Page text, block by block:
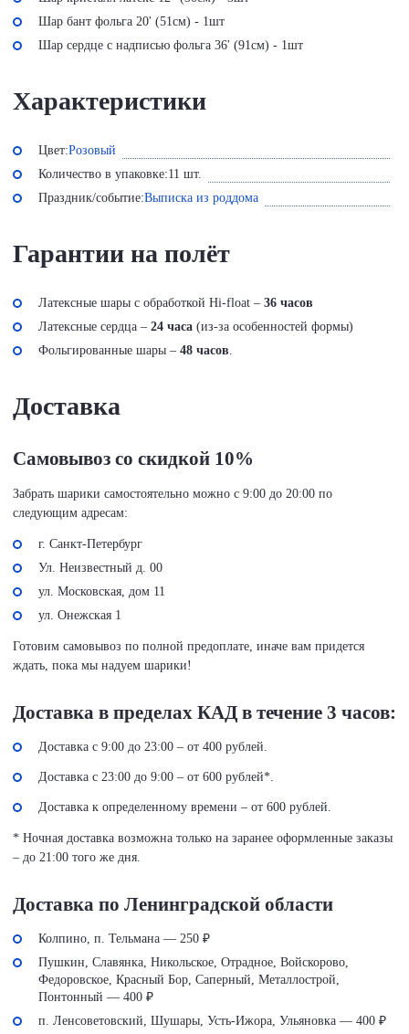
Шар бант фольга 20' (51см) - 1шт
Шар сердце с надписью фольга 36' (91см) - 1шт
Характеристики
Цвет:Розовый
Количество в упаковке:11 шт.
Праздник/событие:Выписка из роддома
Гарантии на полёт
Латексные шары с обработкой Hi-float – 36 часов
Латексные сердца – 24 часа (из-за особенностей формы)
Фольгированные шары – 48 часов
Доставка
Самовывоз со скидкой 10%
Забрать шарики самостоятельно можно с 9:00 до 20:00 по
следующим адресам:
г. Санкт-Петербург
Ул. Неизвестный д. 00
ул. Московская, дом 11
ул. Онежская 1
Готовим самовывоз по полной предоплате, иначе вам придется
ждать, пока мы надуем шарики!
Доставка в пределах КАД в течение 3 часов:
Доставка с 9:00 до 23:00 – от 400 рублей.
Доставка с 23:00 до 9:00 – от 600 рублей*.
Доставка к определенному времени – от 600 рублей.
* Ночная доставка возможна только на заранее оформленные заказы
– до 21:00 того же дня.
Доставка по Ленинградской области
Колпино, п. Тельмана — 250 ₽
Пушкин, Славянка, Никольское, Отрадное, Войскорово,
Федоровское, Красный Бор, Саперный, Металлострой,
Понтонный — 400 ₽
п. Ленсоветовский, Шушары, Усть-Ижора, Ульяновка — 400 ₽